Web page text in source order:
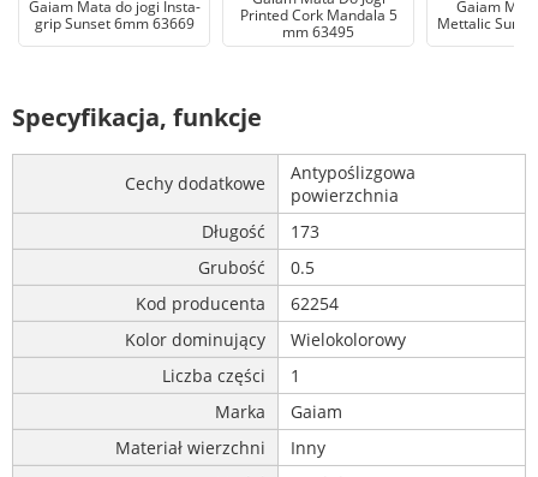
Gaiam Mata do jogi Insta-
grip Sunset 6mm 63669
Printed Cork Mandala 5
mm 63495
Gaiam
Mettalic Sun 6
Specyfikacja, funkcje
Cechy dodatkowe
Antypoślizgowa
powierzchnia
Długość
173
Grubość
0.5
Kod producenta
62254
Kolor dominujący
Wielokolorowy
Liczba części
1
Marka
Gaiam
Materiał wierzchni
Inny